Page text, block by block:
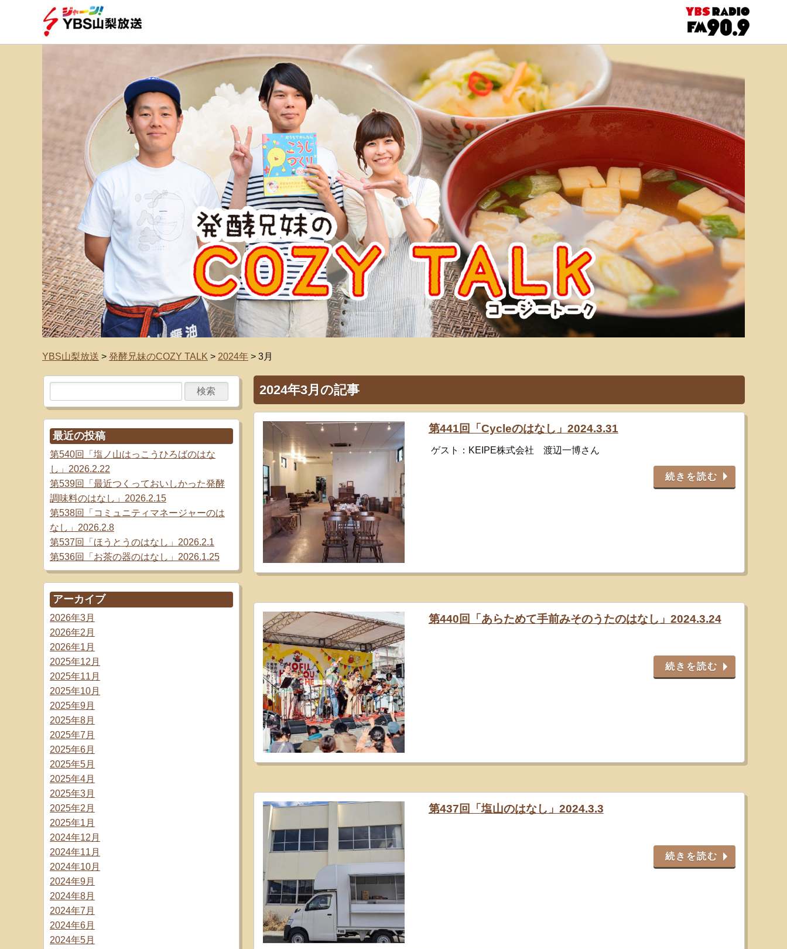
YBS山梨放送 > 発酵兄妹のCOZY TALK > 2024年 > 3月
2024年3月の記事
第441回「Cycleのはなし」2024.3.31
ゲスト：KEIPE株式会社 渡辺一博さん
続きを読む
第440回「あらためて手前みそのうたのはなし」2024.3.24
続きを読む
第437回「塩山のはなし」2024.3.3
続きを読む
最近の投稿
第540回「塩ノ山はっこうひろばのはな
し」2026.2.22
第539回「最近つくっておいしかった発酵
調味料のはなし」2026.2.15
第538回「コミュニティマネージャーのは
なし」2026.2.8
第537回「ほうとうのはなし」2026.2.1
第536回「お茶の器のはなし」2026.1.25
アーカイブ
2026年3月
2026年2月
2026年1月
2025年12月
2025年11月
2025年10月
2025年9月
2025年8月
2025年7月
2025年6月
2025年5月
2025年4月
2025年3月
2025年2月
2025年1月
2024年12月
2024年11月
2024年10月
2024年9月
2024年8月
2024年7月
2024年6月
2024年5月